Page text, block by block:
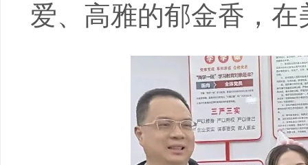
爱、高雅的郁金香，